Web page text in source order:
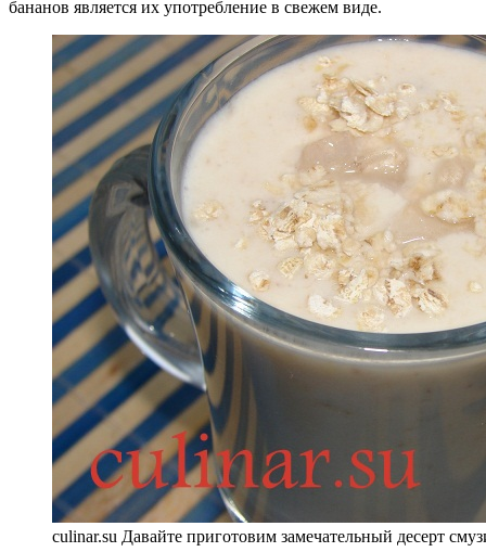
бананов является их употребление в свежем виде.
culinar.su Давайте приготовим замечательный десерт